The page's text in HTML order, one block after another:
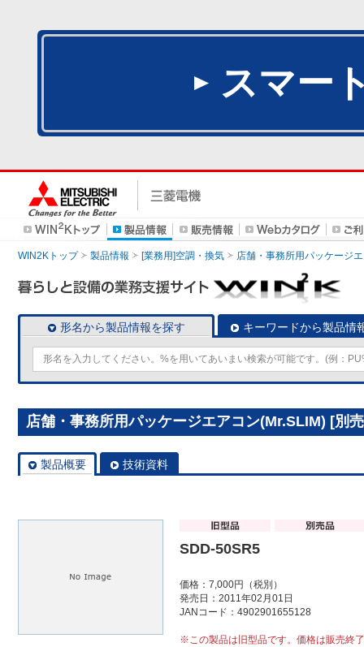
スマー
WIN2Kトップ 製品情報 [業務用]空調・換気 店舗・事務所用パッケージ
形名から製品情報を探す キーワードから製品情
店舗・事務所用パッケージエアコン(Mr.SLIM) [別
製品概要 技術資料
SDD-50SR5
価格：7,000円（税別）
発売日：2011年02月01日
JANコード：4902901655128
※この製品は旧型品です。価格は販売終